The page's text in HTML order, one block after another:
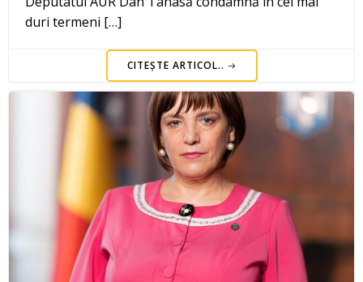
duri termeni […]
CITEȘTE ARTICOL..